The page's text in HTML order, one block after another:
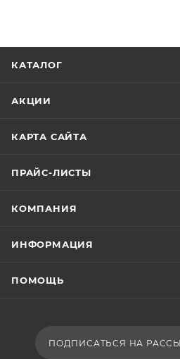
КАТАЛОГ
АКЦИИ
КАРТА САЙТА
ПРАЙС-ЛИСТЫ
КОМПАНИЯ
ИНФОРМАЦИЯ
ПОМОЩЬ
ПОДПИСАТЬСЯ НА